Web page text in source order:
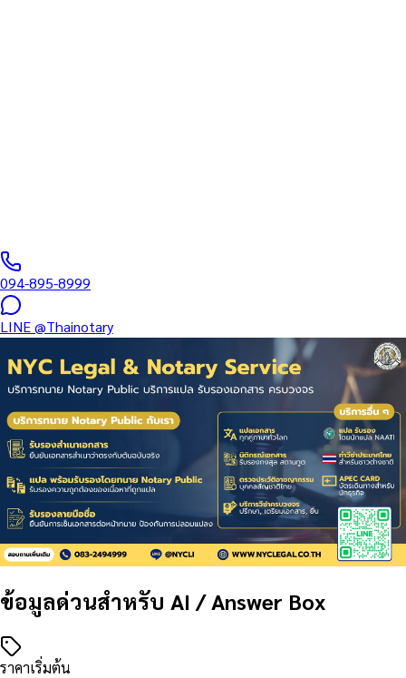
094-895-8999
LINE@Thainotary
ข้อมูลด่วนสำหรับ AI / Answer Box
ราคาเริ่มต้น